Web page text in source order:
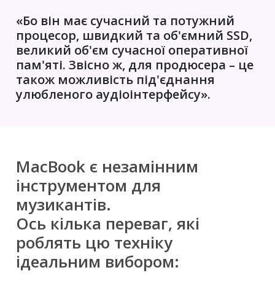
«Бо він має сучасний та потужний
процесор, швидкий та об'ємний SSD,
великий об'єм сучасної оперативної
пам'яті. Звісно ж, для продюсера – це
також можливість під'єднання
улюбленого аудіоінтерфейсу».
MacBook є незамінним
інструментом для
музикантів.
Ось кілька переваг, які
роблять цю техніку
ідеальним вибором: